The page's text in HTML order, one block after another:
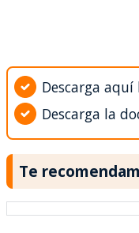
Descarga aquí
Descarga la
Te